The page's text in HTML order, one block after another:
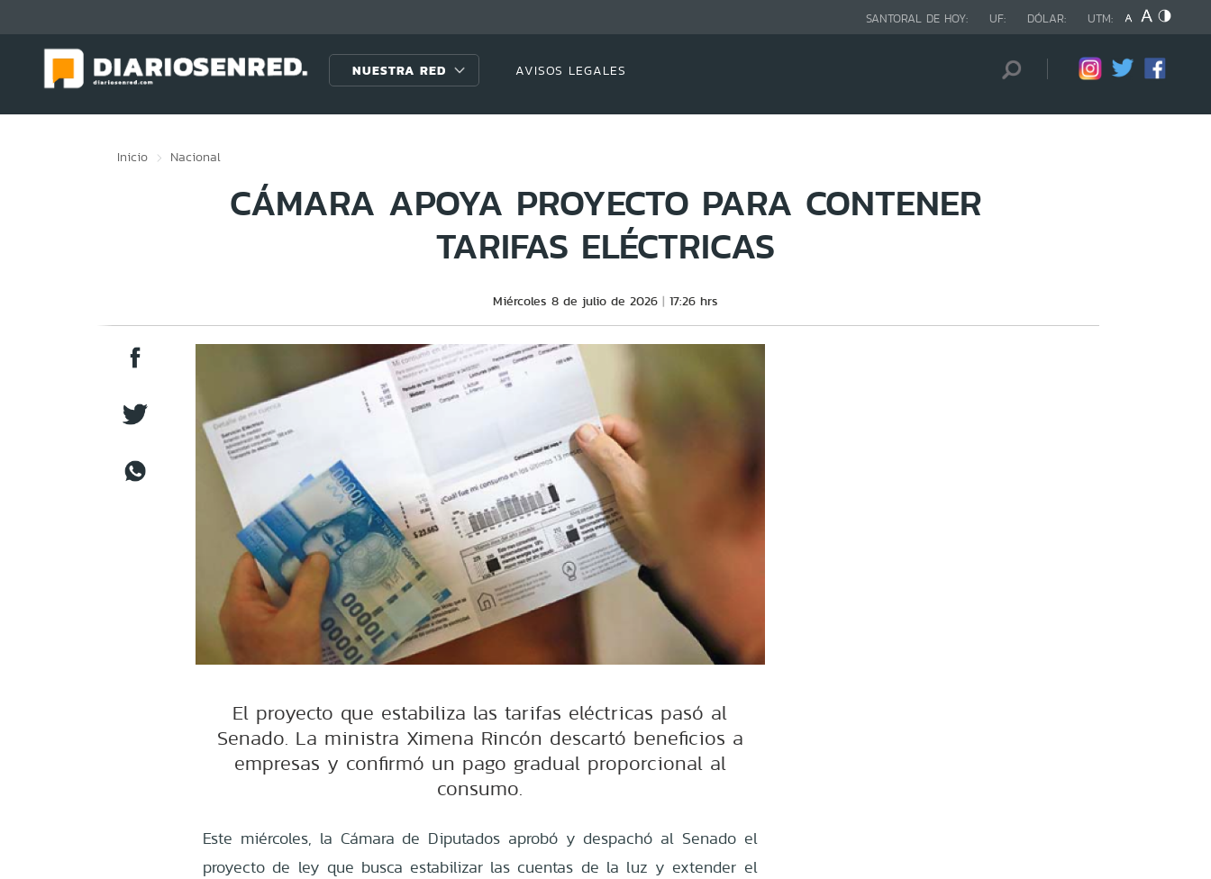
SANTORAL DE HOY: UF: DÓLAR: UTM:
NUESTRA RED AVISOS LEGALES
Inicio Nacional
CÁMARA APOYA PROYECTO PARA CONTENER
TARIFAS ELÉCTRICAS
Miércoles 8 de julio de 2026 17:26 hrs
El proyecto que estabiliza las tarifas eléctricas pasó al
Senado. La ministra Ximena Rincón descartó beneficios a
empresas y confirmó un pago gradual proporcional al
consumo.
Este miércoles, la Cámara de Diputados aprobó y despachó al Senado el
proyecto de ley que busca estabilizar las cuentas de la luz y extender el